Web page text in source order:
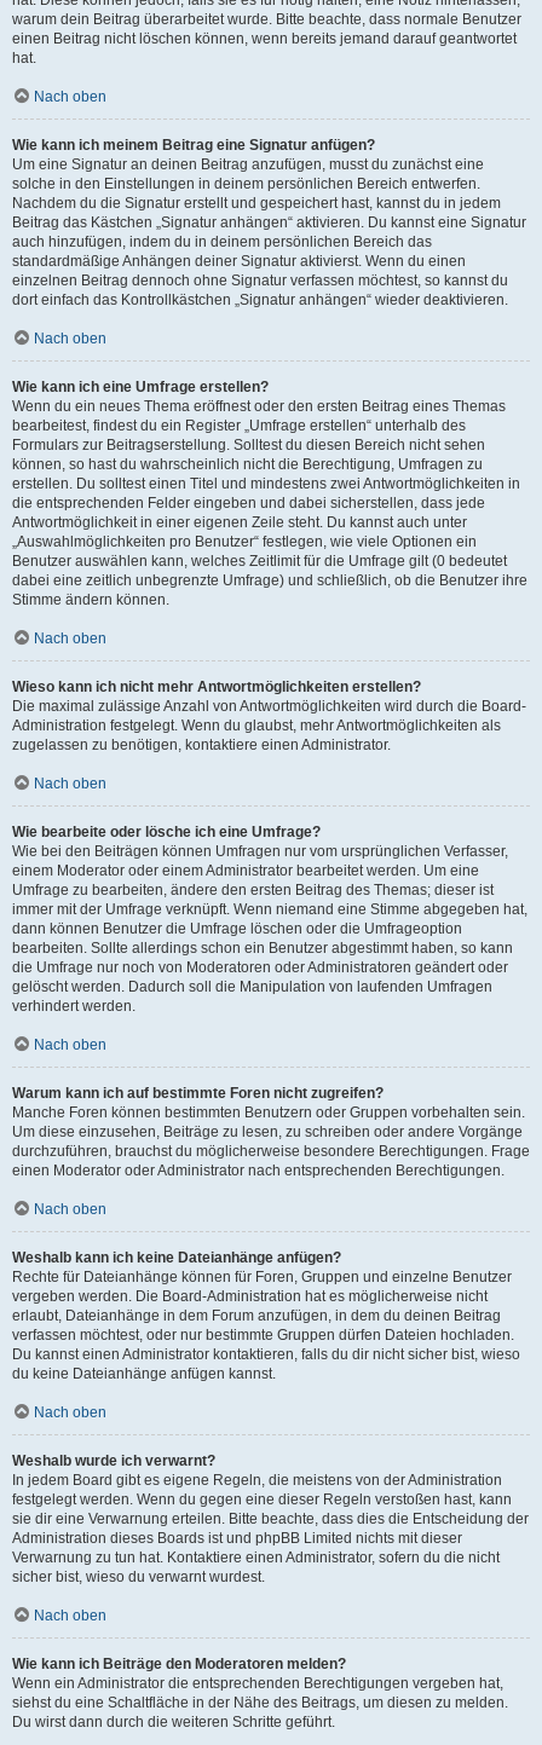
warum dein Beitrag überarbeitet wurde. Bitte beachte, dass normale Benutzer
einen Beitrag nicht löschen können, wenn bereits jemand darauf geantwortet
hat.
Nach oben
Wie kann ich meinem Beitrag eine Signatur anfügen?
Um eine Signatur an deinen Beitrag anzufügen, musst du zunächst eine
solche in den Einstellungen in deinem persönlichen Bereich entwerfen.
Nachdem du die Signatur erstellt und gespeichert hast, kannst du in jedem
Beitrag das Kästchen „Signatur anhängen“ aktivieren. Du kannst eine Signatur
auch hinzufügen, indem du in deinem persönlichen Bereich das
standardmäßige Anhängen deiner Signatur aktivierst. Wenn du einen
einzelnen Beitrag dennoch ohne Signatur verfassen möchtest, so kannst du
dort einfach das Kontrollkästchen „Signatur anhängen“ wieder deaktivieren.
Nach oben
Wie kann ich eine Umfrage erstellen?
Wenn du ein neues Thema eröffnest oder den ersten Beitrag eines Themas
bearbeitest, findest du ein Register „Umfrage erstellen“ unterhalb des
Formulars zur Beitragserstellung. Solltest du diesen Bereich nicht sehen
können, so hast du wahrscheinlich nicht die Berechtigung, Umfragen zu
erstellen. Du solltest einen Titel und mindestens zwei Antwortmöglichkeiten in
die entsprechenden Felder eingeben und dabei sicherstellen, dass jede
Antwortmöglichkeit in einer eigenen Zeile steht. Du kannst auch unter
„Auswahlmöglichkeiten pro Benutzer“ festlegen, wie viele Optionen ein
Benutzer auswählen kann, welches Zeitlimit für die Umfrage gilt (0 bedeutet
dabei eine zeitlich unbegrenzte Umfrage) und schließlich, ob die Benutzer ihre
Stimme ändern können.
Nach oben
Wieso kann ich nicht mehr Antwortmöglichkeiten erstellen?
Die maximal zulässige Anzahl von Antwortmöglichkeiten wird durch die Board-
Administration festgelegt. Wenn du glaubst, mehr Antwortmöglichkeiten als
zugelassen zu benötigen, kontaktiere einen Administrator.
Nach oben
Wie bearbeite oder lösche ich eine Umfrage?
Wie bei den Beiträgen können Umfragen nur vom ursprünglichen Verfasser,
einem Moderator oder einem Administrator bearbeitet werden. Um eine
Umfrage zu bearbeiten, ändere den ersten Beitrag des Themas; dieser ist
immer mit der Umfrage verknüpft. Wenn niemand eine Stimme abgegeben hat,
dann können Benutzer die Umfrage löschen oder die Umfrageoption
bearbeiten. Sollte allerdings schon ein Benutzer abgestimmt haben, so kann
die Umfrage nur noch von Moderatoren oder Administratoren geändert oder
gelöscht werden. Dadurch soll die Manipulation von laufenden Umfragen
verhindert werden.
Nach oben
Warum kann ich auf bestimmte Foren nicht zugreifen?
Manche Foren können bestimmten Benutzern oder Gruppen vorbehalten sein.
Um diese einzusehen, Beiträge zu lesen, zu schreiben oder andere Vorgänge
durchzuführen, brauchst du möglicherweise besondere Berechtigungen. Frage
einen Moderator oder Administrator nach entsprechenden Berechtigungen.
Nach oben
Weshalb kann ich keine Dateianhänge anfügen?
Rechte für Dateianhänge können für Foren, Gruppen und einzelne Benutzer
vergeben werden. Die Board-Administration hat es möglicherweise nicht
erlaubt, Dateianhänge in dem Forum anzufügen, in dem du deinen Beitrag
verfassen möchtest, oder nur bestimmte Gruppen dürfen Dateien hochladen.
Du kannst einen Administrator kontaktieren, falls du dir nicht sicher bist, wieso
du keine Dateianhänge anfügen kannst.
Nach oben
Weshalb wurde ich verwarnt?
In jedem Board gibt es eigene Regeln, die meistens von der Administration
festgelegt werden. Wenn du gegen eine dieser Regeln verstoßen hast, kann
sie dir eine Verwarnung erteilen. Bitte beachte, dass dies die Entscheidung der
Administration dieses Boards ist und phpBB Limited nichts mit dieser
Verwarnung zu tun hat. Kontaktiere einen Administrator, sofern du die nicht
sicher bist, wieso du verwarnt wurdest.
Nach oben
Wie kann ich Beiträge den Moderatoren melden?
Wenn ein Administrator die entsprechenden Berechtigungen vergeben hat,
siehst du eine Schaltfläche in der Nähe des Beitrags, um diesen zu melden.
Du wirst dann durch die weiteren Schritte geführt.